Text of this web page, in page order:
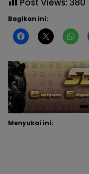
Post Views: 380
Bagikan ini:
Menyukai ini: